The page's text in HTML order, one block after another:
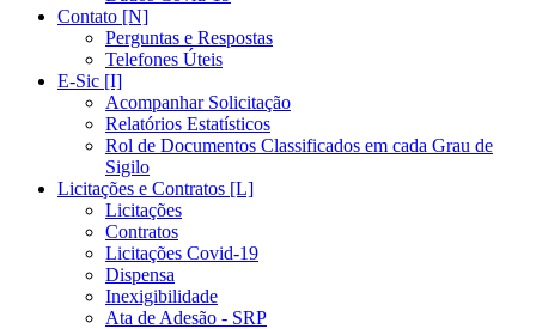
Contato [N]
Perguntas e Respostas
Telefones Úteis
E-Sic [I]
Acompanhar Solicitação
Relatórios Estatísticos
Rol de Documentos Classificados em cada Grau de
Sigilo
Licitações e Contratos [L]
Licitações
Contratos
Licitações Covid-19
Dispensa
Inexigibilidade
Ata de Adesão - SRP